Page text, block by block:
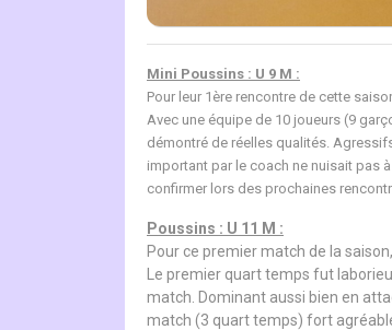
Mini Poussins : U 9 M :
Pour leur 1ère rencontre de cette
Avec une équipe de 10 joueurs (9
démontré de réelles qualités.
important par le coach ne nuisait pas
confirmer lors des prochaines
Poussins : U 11 M :
Pour ce premier match de la
Le premier quart temps fut
match. Dominant aussi bien en
match (3 quart temps) fort